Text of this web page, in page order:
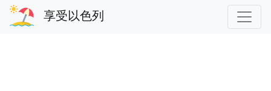
享受以色列